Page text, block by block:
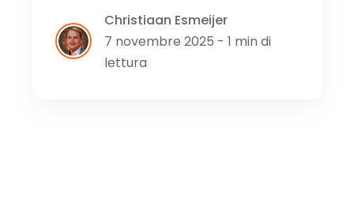
Christiaan Esmeijer
7 novembre 2025 - 1 min di
lettura